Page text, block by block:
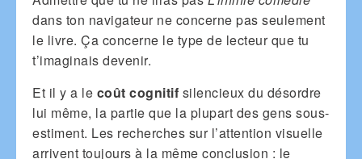
dans ton navigateur ne concerne pas seulement
le livre. Ça concerne le type de lecteur que tu
t’imaginais devenir.
Et il y a le coût cognitif silencieux du désordre
lui même, la partie que la plupart des gens sous-
estiment. Les recherches sur l’attention visuelle
arrivent toujours à la même conclusion : le